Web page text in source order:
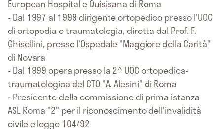
European Hospital e Quisisana di Roma
- Dal 1997 al 1999 dirigente ortopedico presso l'UOC
di ortopedia e traumatologia, diretta dal Prof. F.
Ghisellini, presso l'Ospedale "Maggiore della Carità"
di Novara
- Dal 1999 opera presso la 2^ UOC ortopedica-
traumatologica del CTO "A. Alesini" di Roma
- Presidente della commissione di prima istanza
ASL Roma "2" per il riconoscimento dell'invalidità
civile e legge 104/92